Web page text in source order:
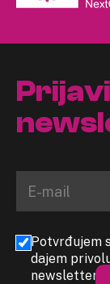
Potvrđujem
dajem
newslettera